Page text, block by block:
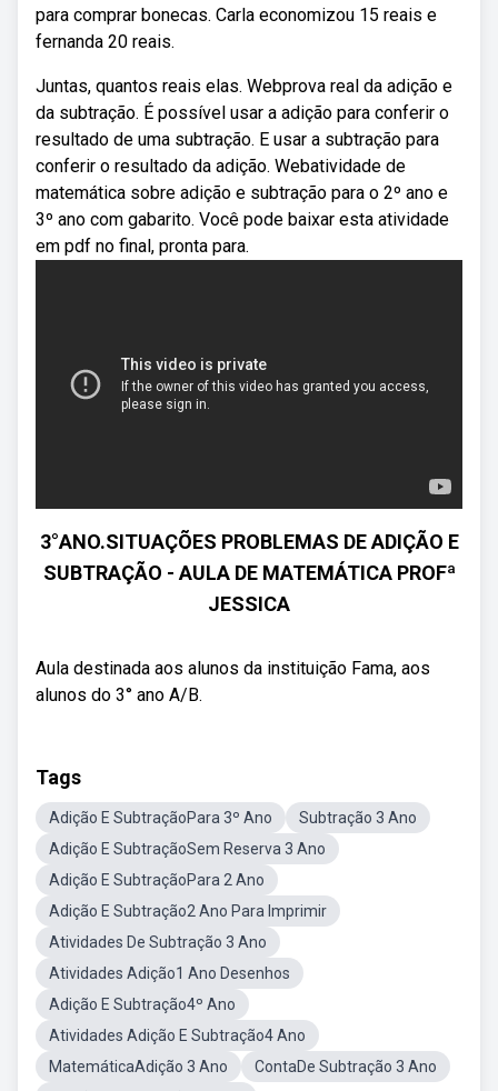
para comprar bonecas. Carla economizou 15 reais e
fernanda 20 reais.
Juntas, quantos reais elas. Webprova real da adição e
da subtração. É possível usar a adição para conferir o
resultado de uma subtração. E usar a subtração para
conferir o resultado da adição. Webatividade de
matemática sobre adição e subtração para o 2º ano e
3º ano com gabarito. Você pode baixar esta atividade
em pdf no final, pronta para.
3°ANO.SITUAÇÕES PROBLEMAS DE ADIÇÃO E
SUBTRAÇÃO - AULA DE MATEMÁTICA PROFª
JESSICA
Aula destinada aos alunos da instituição Fama, aos
alunos do 3° ano A/B.
Tags
Adição E SubtraçãoPara 3º Ano
Subtração 3 Ano
Adição E SubtraçãoSem Reserva 3 Ano
Adição E SubtraçãoPara 2 Ano
Adição E Subtração2 Ano Para Imprimir
Atividades De Subtração 3 Ano
Atividades Adição1 Ano Desenhos
Adição E Subtração4º Ano
Atividades Adição E Subtração4 Ano
MatemáticaAdição 3 Ano
ContaDe Subtração 3 Ano